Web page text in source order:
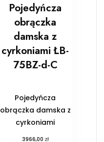
Pojedyńcza
obrączka
damska z
cyrkoniami ŁB-
75BZ-d-C
Pojedyńcza
obrączka damska z
cyrkoniami
3966,00 zł